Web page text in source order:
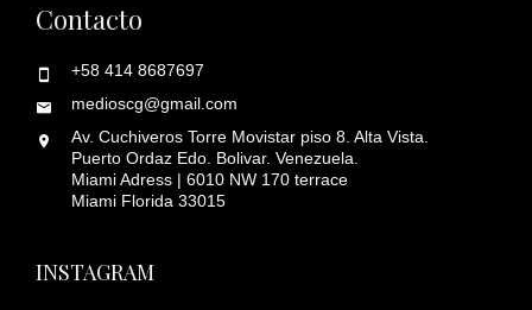
Contacto
+58 414 8687697
medioscg@gmail.com
Av. Cuchiveros Torre Movistar piso 8. Alta Vista.
Puerto Ordaz Edo. Bolivar. Venezuela.
Miami Adress | 6010 NW 170 terrace
Miami Florida 33015
INSTAGRAM